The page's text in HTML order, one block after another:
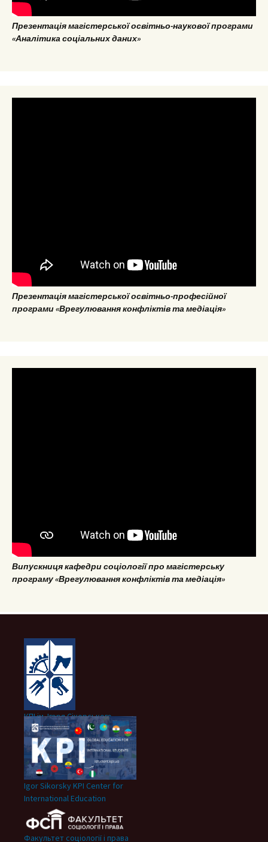
Презентація магістерської освітньо-наукової програми
«Аналітика соціальних даних»
Презентація магістерської освітньо-професійної
програми «Врегулювання конфліктів та медіація»
Випускниця кафедри соціології про магістерську
програму «Врегулювання конфліктів та медіація»
КПІ ім. Ігоря Сікорського
Igor Sikorsky KPI Center for
International Education
Факультет соціології і права